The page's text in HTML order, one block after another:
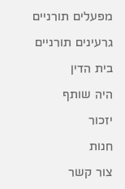
מפעלים תורניים
גרעינים תורניים
בית הדין
היה שותף
יזכור
חנות
צור קשר